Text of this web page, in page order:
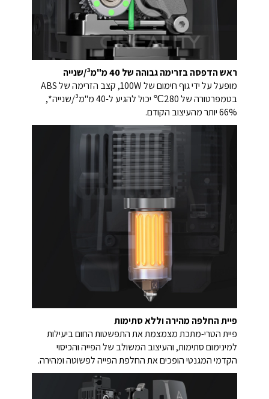
ראש הדפסה בזרימה גבוהה של 40 מ"מ³/שנייה
מופעל על ידי גוף חימום של 100W, קצב הזרימה של ABS
בטמפרטורה של 280℃ יכול להגיע ל-40 מ"מ³/שנייה*,
66% יותר מהעיצוב הקודם.
פיית החלפה מהירה וללא סתימות
פיית הטרי-מתכת מצמצמת את התפשטות החום ביעילות
למינימום סתימות, והעיצוב המשולב של הפייה והכיסוי
הקדמי המגנטי הופכים את החלפת הפייה לפשוטה ומהירה.